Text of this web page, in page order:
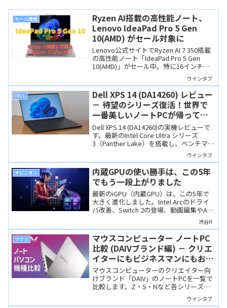
セール情報
Ryzen AI搭載の高性能ノート、
Lenovo IdeaPad Pro 5 Gen
10(AMD) がセール対象に
Lenovo公式サイトでRyzen AI 7 350搭載
の高性能ノート「IdeaPad Pro 5 Gen
10(AMD)」がセール中。特に16インチモ
ウインタブ
DELL
Dell XPS 14 (DA14260) レビュー
－ 待望のシリーズ復活！世界で
一番美しいノートPCが帰ってき
た！
Dell XPS 14 (DA14260)の実機レビューで
す。最新のIntel Core Ultra シリーズ
3（Panther Lake）を搭載し、ベンチマー
クでは外部GPU搭載機に迫るスコアをマ
ークしつつも驚異のバッテリー持ちを実
現しています。「ゼロラティスキーボー
ド」は超個性的で、唯一無二の美しさで
す。
ウインタブ
オピニオン
内蔵GPUの使い勝手は、この5年
でもう一段上がりました
最新のiGPU（内蔵GPU）は、この5年で
大きく進化しました。Intel Arcのドライ
バ改善、Switch 2の登場、動画編集やAI
処理への対応など、dGPUなしでも快適に
使える場面が確実に増えています。その
理由を4つの視点から解説します。
渋谷H
マウス
マウスコンピューター ノートPC
比較 (DAIVブランド編) － クリエ
イターにもビジネスマンにもおす
すめの国産ハイスペックPC
マウスコンピューターのクリエイター向
けブランド「DAIV」のノートPCを一覧で
比較します。Z・S・Nなど各シリーズの
特徴やCPU/GPU構成を整理します。ウインタブ